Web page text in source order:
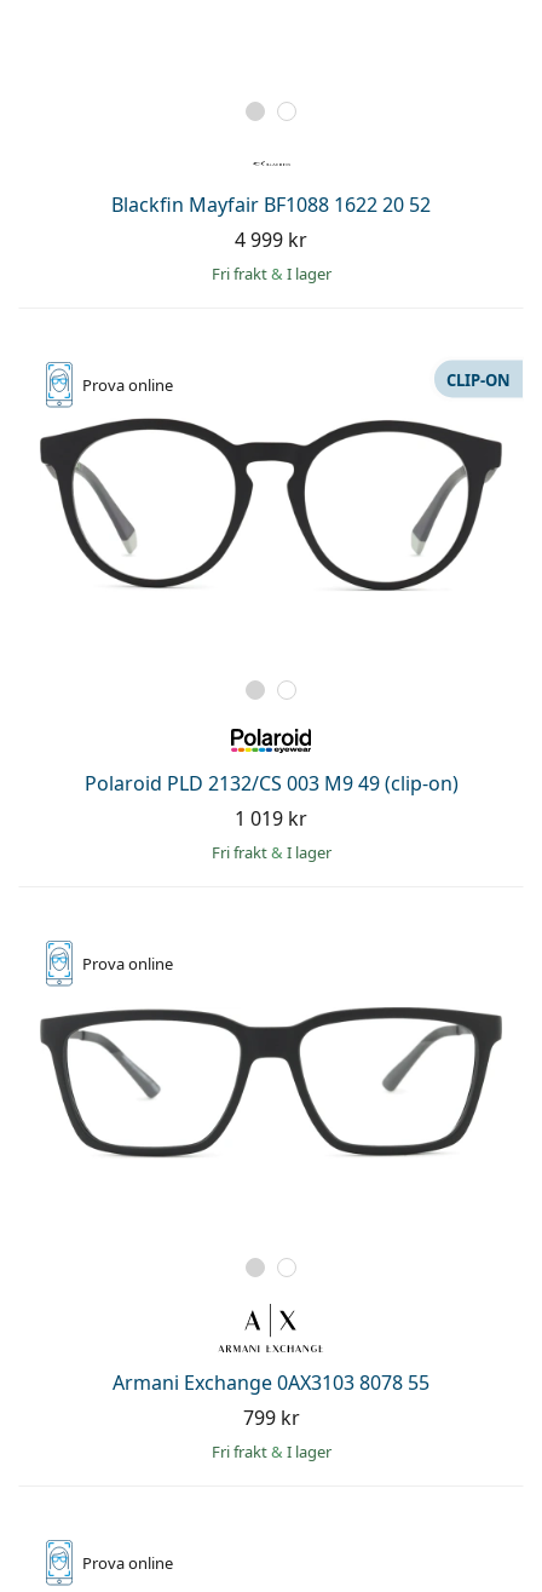
Blackfin Mayfair BF1088 1622 20 52
4 999 kr
Fri frakt& I lager
Prova online
Polaroid PLD 2132/CS 003 M9 49 (clip-on)
CLIP-ON
1 019 kr
Fri frakt& I lager
Prova online
Armani Exchange 0AX3103 8078 55
799 kr
Fri frakt& I lager
Prova online